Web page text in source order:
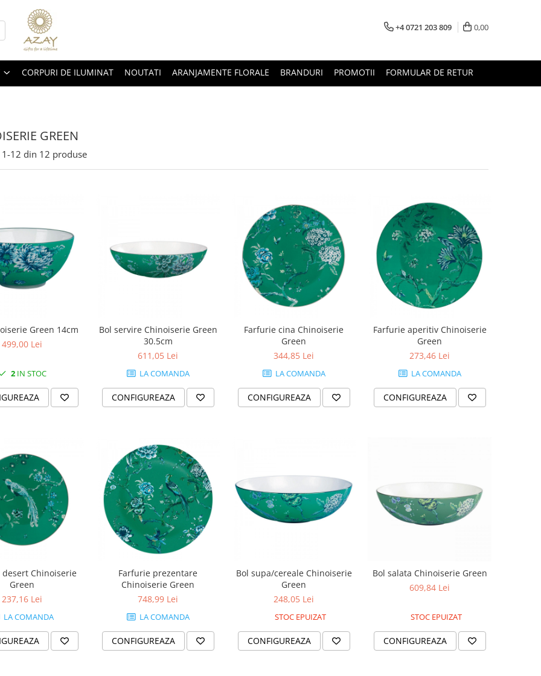
+4 0721 203 809 0,00
CORPURI DE ILUMINAT NOUTATI ARANJAMENTE FLORALE BRANDURI PROMOTII FORMULAR DE RETUR
GREEN
1-12 din 12 produse
Green 14cm
499,00 Lei
2IN STOC
Bol servire Chinoiserie Green
30.5cm
611,05 Lei
LA COMANDA
CONFIGUREAZA
Farfurie cina Chinoiserie
Green
344,85 Lei
LA COMANDA
CONFIGUREAZA
Farfurie aperitiv Chinoiserie
Green
273,46 Lei
LA COMANDA
CONFIGUREAZA
desert Chinoiserie
Green
237,16 Lei
LA COMANDA
Farfurie prezentare
Chinoiserie Green
748,99 Lei
LA COMANDA
CONFIGUREAZA
Bol supa/cereale Chinoiserie
Green
248,05 Lei
STOC EPUIZAT
CONFIGUREAZA
Bol salata Chinoiserie Green
609,84 Lei
STOC EPUIZAT
CONFIGUREAZA